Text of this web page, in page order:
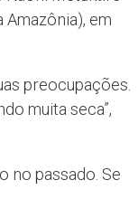
em
preocupações.
muita seca”,
no passado. Se